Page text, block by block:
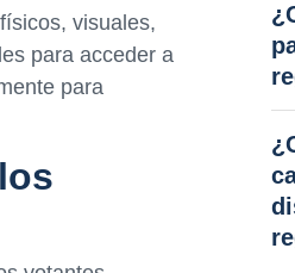
visuales,
para acceder a
para